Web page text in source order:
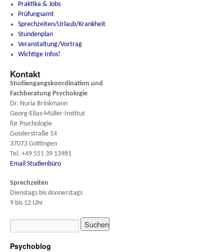
Praktika & Jobs
Prüfungsamt
Sprechzeiten/Urlaub/Krankheit
Stundenplan
Veranstaltung/Vortrag
Wichtige Infos!
Kontakt
Studiengangskoordination und
Fachberatung Psychologie
Dr. Nuria Brinkmann
Georg-Elias-Müller-Institut
für Psychologie
Gosslerstraße 14
37073 Göttingen
Tel. +49 551 39 13981
Email Studienbüro
Sprechzeiten
Dienstags bis donnerstags
9 bis 12 Uhr
Psychoblog